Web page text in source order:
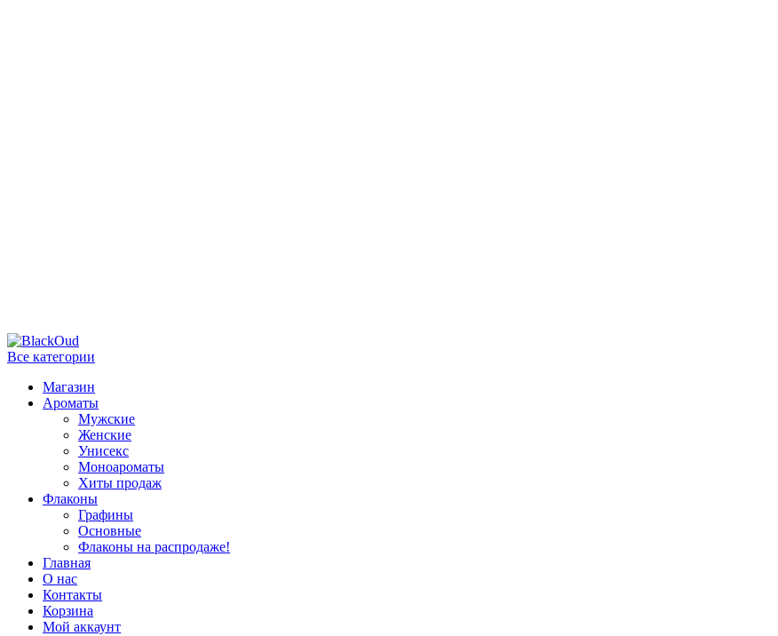
Все категории
Магазин
Ароматы
Мужские
Женские
Унисекс
Моноароматы
Хиты продаж
Флаконы
Графины
Основные
Флаконы на распродаже!
Главная
О нас
Контакты
Корзина
Мой аккаунт